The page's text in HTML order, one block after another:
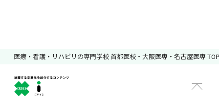
医療・看護・リハビリの専門学校 首都医校・大阪医専・名古屋医専 TOP